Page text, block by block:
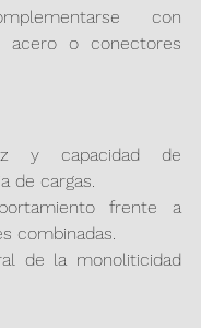
con
acero o conectores
y capacidad de
de cargas.
frente a
combinadas.
de la monoliticidad